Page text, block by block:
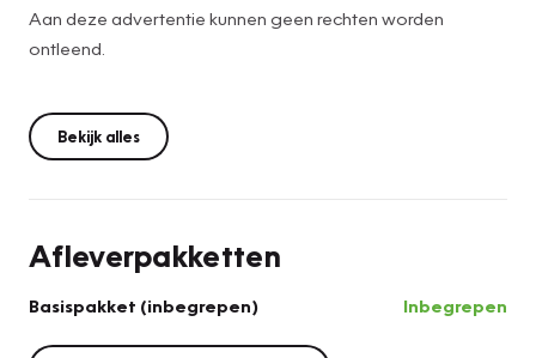
Aan deze advertentie kunnen geen rechten worden
ontleend.
Bekijk alles
Afleverpakketten
Basispakket (inbegrepen) Inbegrepen